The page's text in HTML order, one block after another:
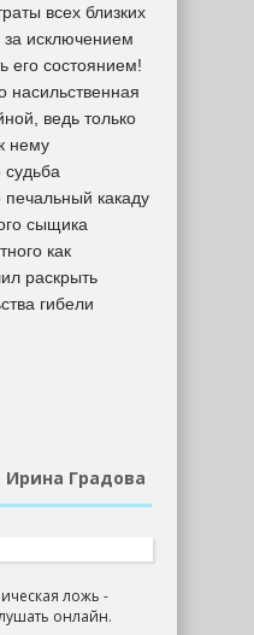
всех близких
исключением
его состоянием!
насильственная
ведь только
нему
судьба
печальный какаду
сыщика
как
раскрыть
гибели
Градова
ложь -
онлайн.